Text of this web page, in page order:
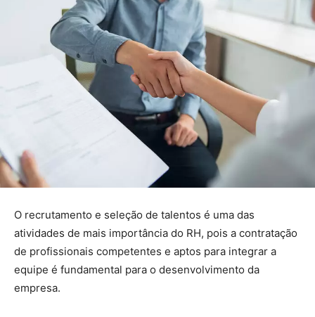
O recrutamento e seleção de talentos é uma das
atividades de mais importância do RH, pois a contratação
de profissionais competentes e aptos para integrar a
equipe é fundamental para o desenvolvimento da
empresa.